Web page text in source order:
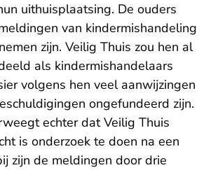
uithuisplaatsing. De ouders
van kindermishandeling
zijn. Veilig Thuis zou hen al
als kindermishandelaars
volgens hen veel aanwijzingen
ongefundeerd zijn.
echter dat Veilig Thuis
is onderzoek te doen na een
zijn de meldingen door drie